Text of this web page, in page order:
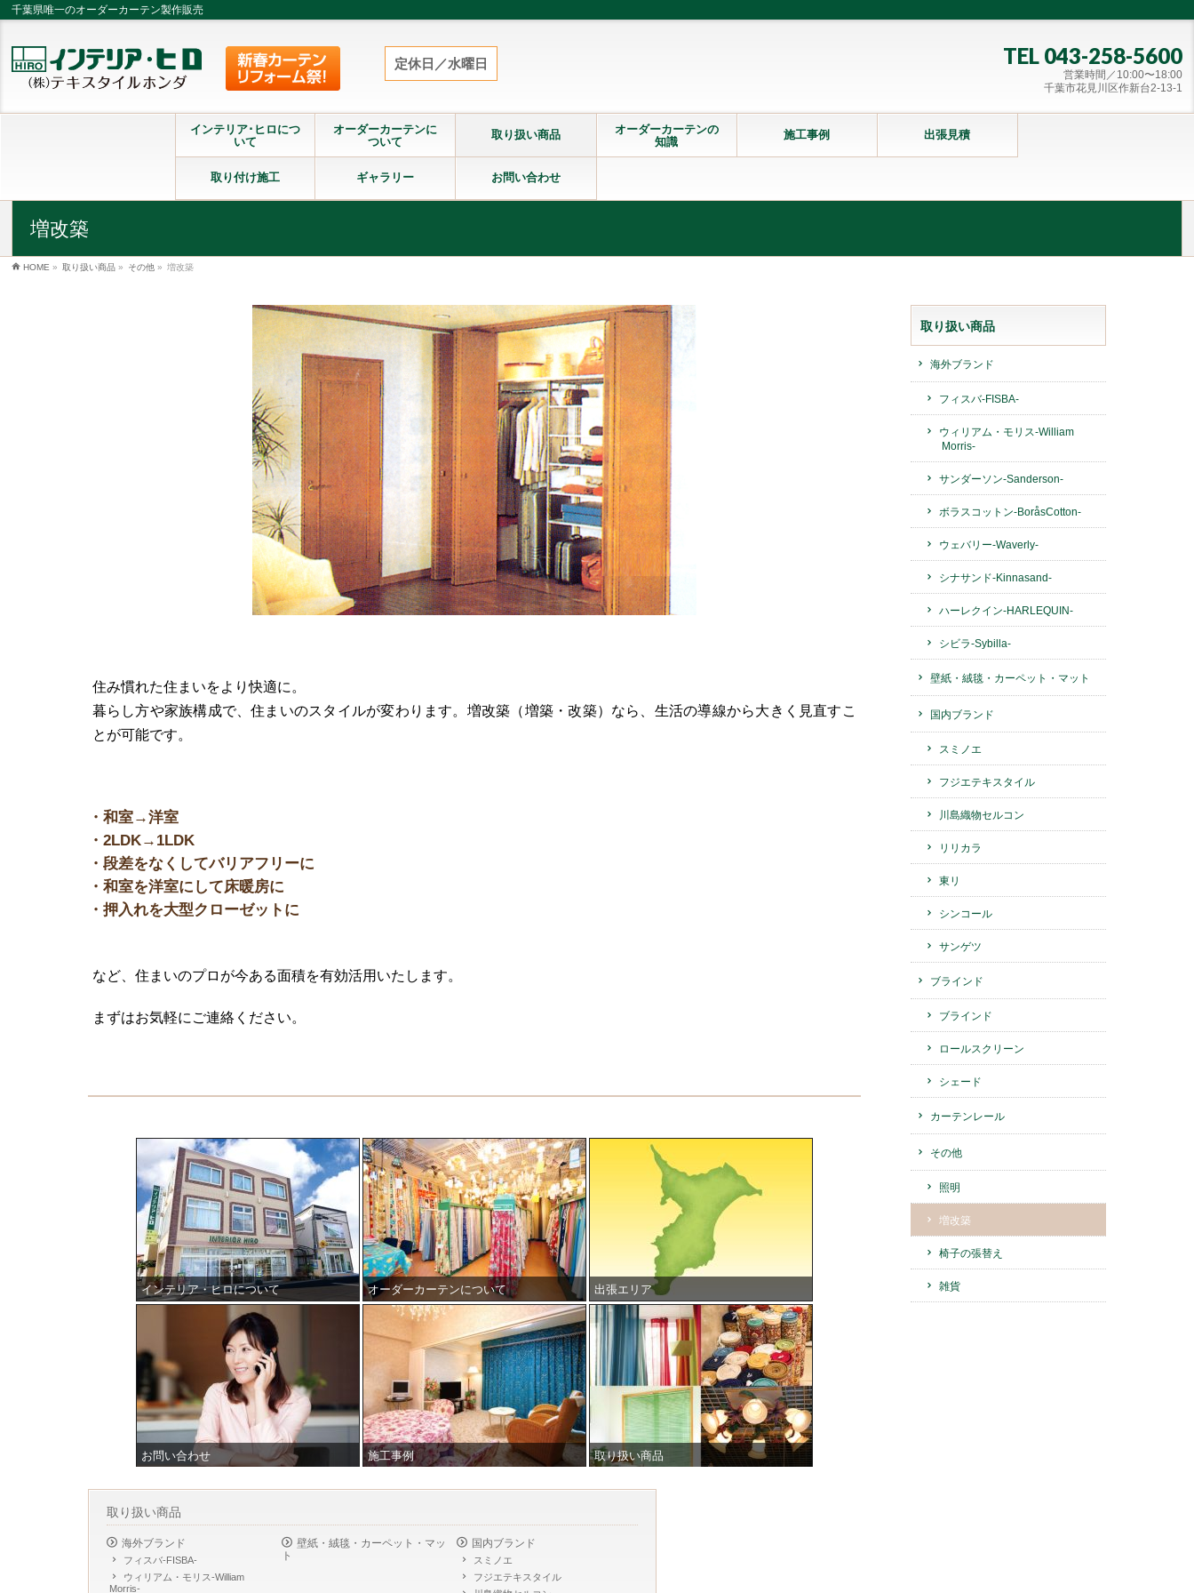
千葉県唯一のオーダーカーテン製作販売
TEL 043-258-5600
営業時間／10:00〜18:00
千葉市花見川区作新台2-13-1
定休日／水曜日
インテリア･ヒロにつ
いて
オーダーカーテンに
ついて
取り扱い商品
オーダーカーテンの
知識
施工事例 出張見積
取り付け施工 ギャラリー お問い合わせ
増改築
HOME » 取り扱い商品 » その他 » 増改築
住み慣れた住まいをより快適に。
暮らし方や家族構成で、住まいのスタイルが変わります。増改築（増築・改築）なら、生活の導線から大きく見直すこ
とが可能です。
・和室→洋室
・2LDK→1LDK
・段差をなくしてバリアフリーに
・和室を洋室にして床暖房に
・押入れを大型クローゼットに
など、住まいのプロが今ある面積を有効活用いたします。
まずはお気軽にご連絡ください。
インテリア・ヒロについて オーダーカーテンについて 出張エリア
お問い合わせ 施工事例 取り扱い商品
取り扱い商品
海外ブランド
フィスバ-FISBA-
ウィリアム・モリス-William
Morris-
壁紙・絨毯・カーペット・マッ
ト
国内ブランド
スミノエ
フジエテキスタイル
取り扱い商品
海外ブランド
フィスバ-FISBA-
ウィリアム・モリス-William
Morris-
サンダーソン-Sanderson-
ボラスコットン-BoråsCotton-
ウェバリー-Waverly-
シナサンド-Kinnasand-
ハーレクイン-HARLEQUIN-
シビラ-Sybilla-
壁紙・絨毯・カーペット・マット
国内ブランド
スミノエ
フジエテキスタイル
川島織物セルコン
リリカラ
東リ
シンコール
サンゲツ
ブラインド
ブラインド
ロールスクリーン
シェード
カーテンレール
その他
照明
増改築
椅子の張替え
雑貨